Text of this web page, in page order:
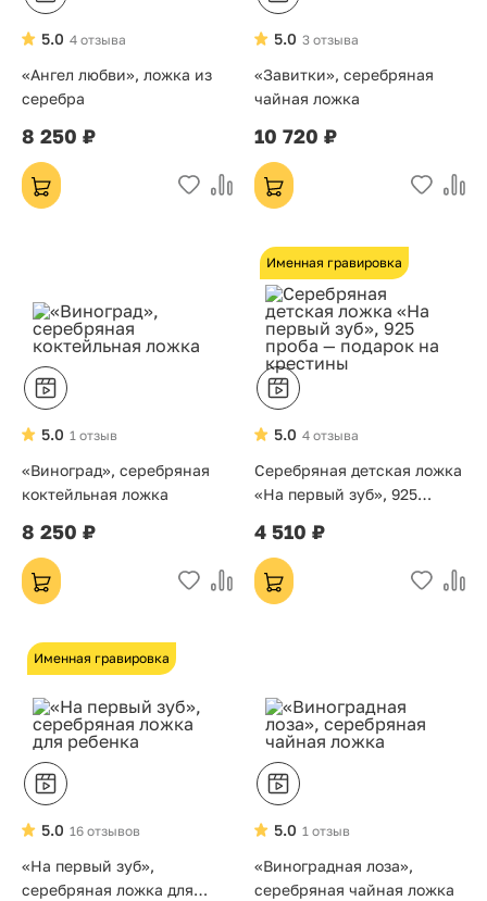
4 отзыва
5.0
«Ангел любви», ложка из
серебра
8 250 ₽
3 отзыва
5.0
«Завитки», серебряная
чайная ложка
10 720 ₽
1 отзыв
5.0
«Виноград», серебряная
коктейльная ложка
8 250 ₽
Именная гравировка
4 отзыва
5.0
Серебряная детская ложка
«На первый зуб», 925
крестины
4 510 ₽
Именная гравировка
16 отзывов
5.0
«На первый зуб»,
серебряная ложка для
1 отзыв
5.0
«Виноградная лоза»,
серебряная чайная ложка